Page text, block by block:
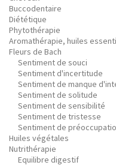
Buccodentaire
Diététique
Phytothérapie
Aromathérapie, huiles
Fleurs de Bach
Sentiment de souci
Sentiment d'incertitude
Sentiment de manque
Sentiment de solitude
Sentiment de sensibilité
Sentiment de tristesse
Sentiment de
Huiles végétales
Nutrithérapie
Equilibre digestif